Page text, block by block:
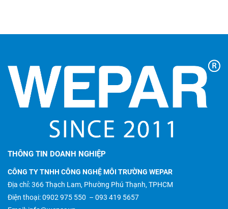
THÔNG TIN DOANH NGHIỆP
CÔNG TY TNHH CÔNG NGHỆ MÔI TRƯỜNG WEPAR
Địa chỉ: 366 Thạch Lam, Phường Phú Thạnh, TPHCM
Điện thoại:0902 975 550 – 093 419 5657